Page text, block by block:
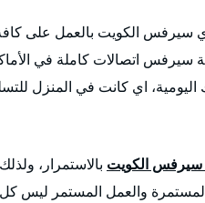
سيرفس الكويت بالعمل على
اتصالات كاملة في
اليومية، اي كانت في المنزل
الكويت بالاستمرار،
المستمرة والعمل المستمر ليس